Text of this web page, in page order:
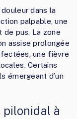
dans la
palpable, une
de pus. La zone
assise prolongée
une fièvre
Certains
émergeant d’un
à